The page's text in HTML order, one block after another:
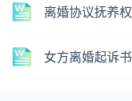
离婚协议抚养权
女方离婚起诉书